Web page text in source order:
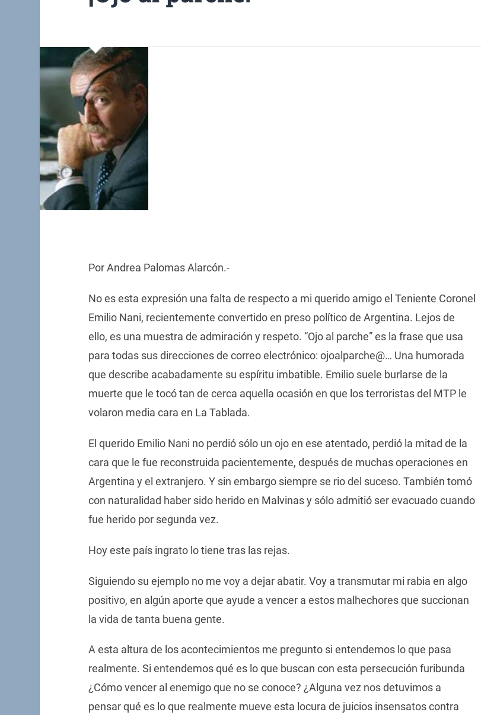
Por Andrea Palomas Alarcón.-
No es esta expresión una falta de respecto a mi querido amigo el Teniente Coronel
Emilio Nani, recientemente convertido en preso político de Argentina. Lejos de
ello, es una muestra de admiración y respeto. “Ojo al parche” es la frase que usa
para todas sus direcciones de correo electrónico: ojoalparche@… Una humorada
que describe acabadamente su espíritu imbatible. Emilio suele burlarse de la
muerte que le tocó tan de cerca aquella ocasión en que los terroristas del MTP le
volaron media cara en La Tablada.
El querido Emilio Nani no perdió sólo un ojo en ese atentado, perdió la mitad de la
cara que le fue reconstruida pacientemente, después de muchas operaciones en
Argentina y el extranjero. Y sin embargo siempre se rio del suceso. También tomó
con naturalidad haber sido herido en Malvinas y sólo admitió ser evacuado cuando
fue herido por segunda vez.
Hoy este país ingrato lo tiene tras las rejas.
Siguiendo su ejemplo no me voy a dejar abatir. Voy a transmutar mi rabia en algo
positivo, en algún aporte que ayude a vencer a estos malhechores que succionan
la vida de tanta buena gente.
A esta altura de los acontecimientos me pregunto si entendemos lo que pasa
realmente. Si entendemos qué es lo que buscan con esta persecución furibunda
¿Cómo vencer al enemigo que no se conoce? ¿Alguna vez nos detuvimos a
pensar qué es lo que realmente mueve esta locura de juicios insensatos contra